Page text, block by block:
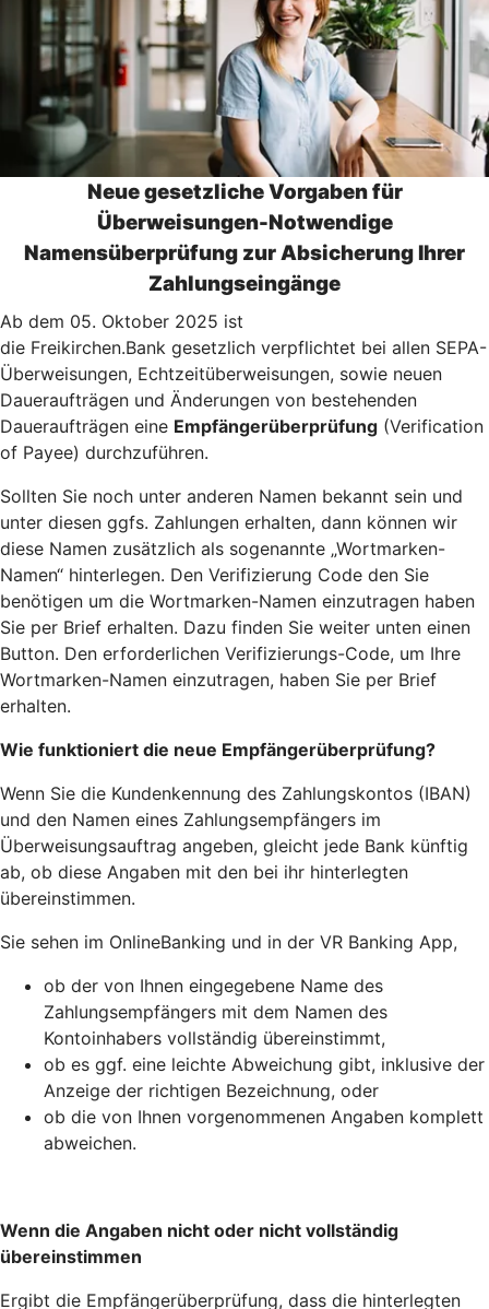
Neue gesetzliche Vorgaben für
Überweisungen-Notwendige
Namensüberprüfung zur Absicherung Ihrer
Zahlungseingänge
Ab dem 05. Oktober 2025 ist
die Freikirchen.Bank gesetzlich verpflichtet bei allen SEPA-
Überweisungen, Echtzeitüberweisungen, sowie neuen
Daueraufträgen und Änderungen von bestehenden
Daueraufträgen eine Empfängerüberprüfung (Verification
of Payee) durchzuführen.
Sollten Sie noch unter anderen Namen bekannt sein und
unter diesen ggfs. Zahlungen erhalten, dann können wir
diese Namen zusätzlich als sogenannte „Wortmarken-
Namen“ hinterlegen. Den Verifizierung Code den Sie
benötigen um die Wortmarken-Namen einzutragen haben
Sie per Brief erhalten. Dazu finden Sie weiter unten einen
Button. Den erforderlichen Verifizierungs-Code, um Ihre
Wortmarken-Namen einzutragen, haben Sie per Brief
erhalten.
Wie funktioniert die neue Empfängerüberprüfung?
Wenn Sie die Kundenkennung des Zahlungskontos (IBAN)
und den Namen eines Zahlungsempfängers im
Überweisungsauftrag angeben, gleicht jede Bank künftig
ab, ob diese Angaben mit den bei ihr hinterlegten
übereinstimmen.
Sie sehen im OnlineBanking und in der VR Banking App,
ob der von Ihnen eingegebene Name des
Zahlungsempfängers mit dem Namen des
Kontoinhabers vollständig übereinstimmt,
ob es ggf. eine leichte Abweichung gibt, inklusive der
Anzeige der richtigen Bezeichnung, oder
ob die von Ihnen vorgenommenen Angaben komplett
abweichen.
Wenn die Angaben nicht oder nicht vollständig
übereinstimmen
Ergibt die Empfängerüberprüfung, dass die hinterlegten